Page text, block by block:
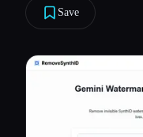
Save